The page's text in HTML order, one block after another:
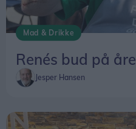
Mad & Drikke
Renés bud på
Jesper Hansen